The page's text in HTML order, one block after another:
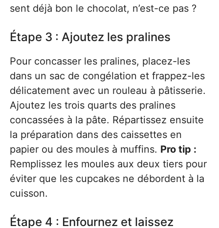
sent déjà bon le chocolat, n’est-ce pas ?
Étape 3 : Ajoutez les pralines
Pour concasser les pralines, placez-les
dans un sac de congélation et frappez-les
délicatement avec un rouleau à pâtisserie.
Ajoutez les trois quarts des pralines
concassées à la pâte. Répartissez ensuite
la préparation dans des caissettes en
papier ou des moules à muffins. Pro tip :
Remplissez les moules aux deux tiers pour
éviter que les cupcakes ne débordent à la
cuisson.
Étape 4 : Enfournez et laissez